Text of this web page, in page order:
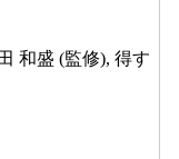
和盛 (監修), 得す